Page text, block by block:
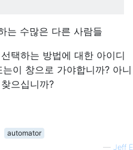
는 수많은 다른 사람들
택하는 방법에 대한 아이디
이 창으로 가야합니까? 아니
으십니까?
automator
— Jeff E